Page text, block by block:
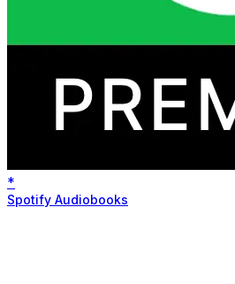
*
Spotify Audiobooks